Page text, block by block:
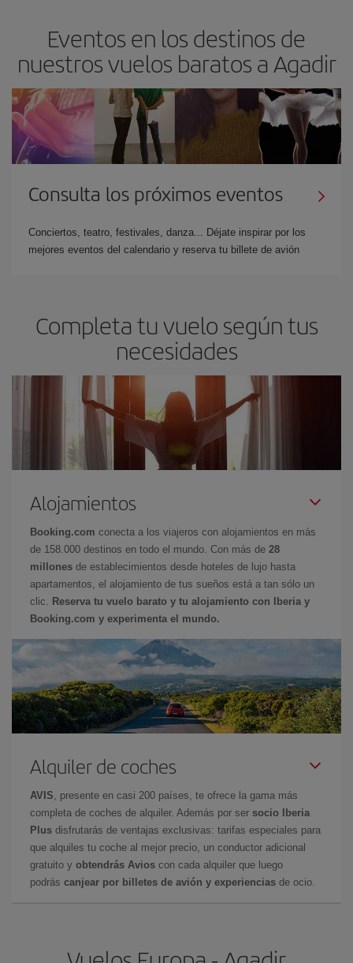
Eventos en los destinos de
nuestros vuelos baratos a Agadir
Consulta los próximos eventos
Conciertos, teatro, festivales, danza... Déjate inspirar por los
mejores eventos del calendario y reserva tu billete de avión
Completa tu vuelo según tus
necesidades
Alojamientos
Booking.com conecta a los viajeros con alojamientos en más
de 158.000 destinos en todo el mundo. Con más de 28
millones de establecimientos desde hoteles de lujo hasta
apartamentos, el alojamiento de tus sueños está a tan sólo un
clic.
Reserva tu vuelo barato y tu alojamiento con Iberia y
Booking.com y experimenta el mundo.
Alquiler de coches
AVIS , presente en casi 200 países, te ofrece la gama más
completa de coches de alquiler. Además por ser socio Iberia
Plus disfrutarás de ventajas exclusivas: tarifas especiales para
que alquiles tu coche al mejor precio, un conductor adicional
gratuito y obtendrás Avios con cada alquiler que luego
podrás canjear por billetes de avión y experiencias de ocio.